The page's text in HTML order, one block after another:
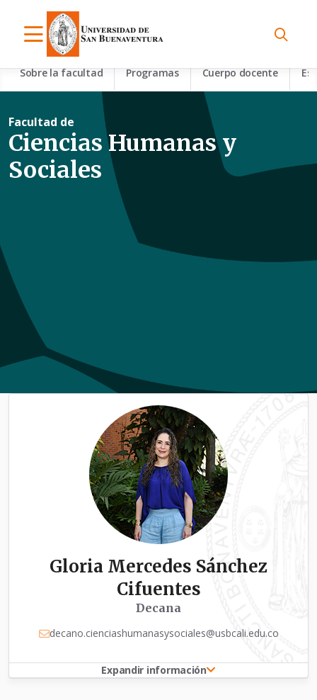
Sobre la facultad Programas Cuerpo docente
Facultad de
Ciencias Humanas y
Sociales
Gloria Mercedes Sánchez
Cifuentes
Decana
decano.cienciashumanasysociales@usbcali.edu.co
Expandir información